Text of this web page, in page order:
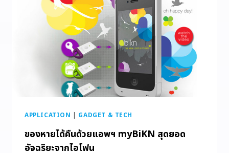
APPLICATION | GADGET & TECH
ของหายได้คืนด้วยแอพฯ myBiKN สุดยอด
อัจฉริยะจากไอโฟน